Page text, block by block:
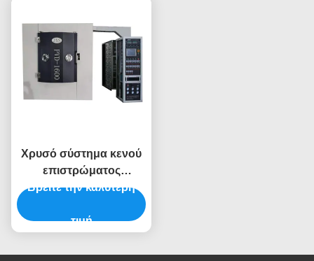
χρώμα
Χρυσό σύστημα κενού
επιστρώματος
χρώματος PVD
κραμάτων
ορείχαλκου μεγάλης
Βρείτε την καλύτερη
τιμή